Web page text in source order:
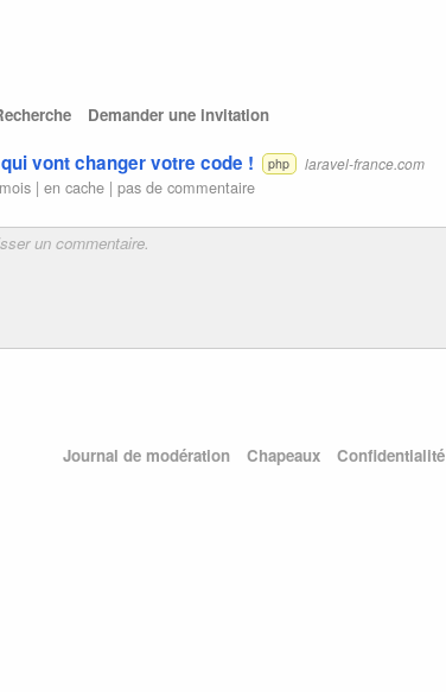
Demander une invitation
vont changer votre code ! php laravel-france.com
|en cache |pas de commentaire
Journal de modération Chapeaux Confidentialité